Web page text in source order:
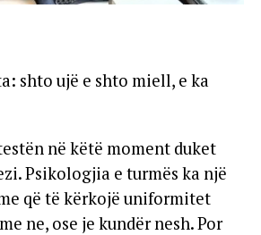
shto ujë e shto miell, e ka
në këtë moment duket
Psikologjia e turmës ka një
që të kërkojë uniformitet
ne, ose je kundër nesh. Por